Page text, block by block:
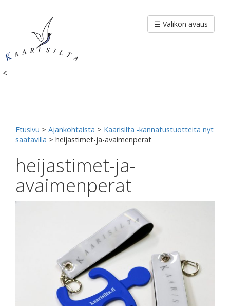
<
☰ Valikon avaus
Etusivu > Ajankohtaista > Kaarisilta -kannatustuotteita nyt
saatavilla > heijastimet-ja-avaimenperat
heijastimet-ja-
avaimenperat